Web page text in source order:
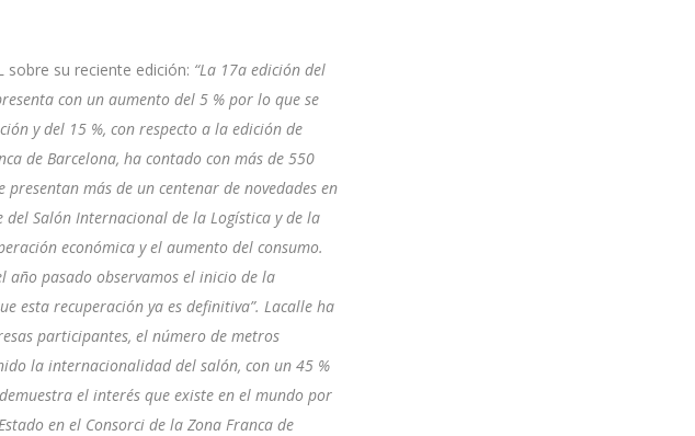
su reciente edición: “La 17a edición del
con un aumento del 5 % por lo que se
y del 15 %, con respecto a la edición de
de Barcelona, ha contado con más de 550
más de un centenar de novedades en
Salón Internacional de la Logística y de la
económica y el aumento del consumo.
año pasado observamos el inicio de la
esta recuperación ya es definitiva”. Lacalle ha
participantes, el número de metros
la internacionalidad del salón, con un 45 %
el interés que existe en el mundo por
en el Consorci de la Zona Franca de